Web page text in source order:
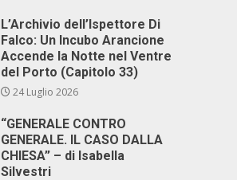
L’Archivio dell’Ispettore Di
Falco: Un Incubo Arancione
Accende la Notte nel Ventre
del Porto (Capitolo 33)
24 Luglio 2026
“GENERALE CONTRO
GENERALE. IL CASO DALLA
CHIESA” – di Isabella
Silvestri